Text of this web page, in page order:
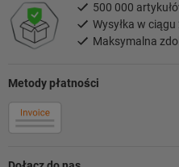
Metody płatności
500 000
Wysyłka w ciągu
Maksymalna